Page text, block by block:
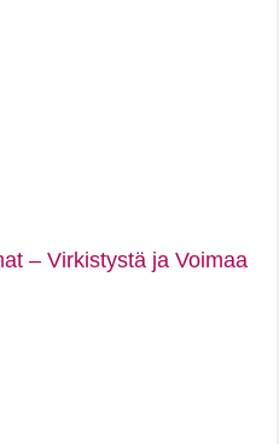
– Virkistystä ja Voimaa